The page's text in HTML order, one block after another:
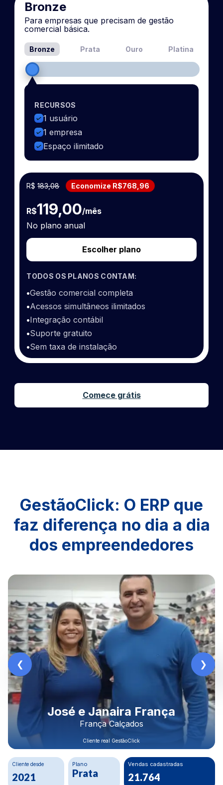
Bronze
Para empresas que precisam de gestão
comercial básica.
Bronze Prata Ouro Platina
RECURSOS
1 usuário
1 empresa
Espaço ilimitado
R$183,08 Economize R$768,96
R$119,00/mês
No plano anual
Escolher plano
TODOS OS PLANOS CONTAM:
•Gestão comercial completa
•Acessos simultâneos ilimitados
•Integração contábil
•Suporte gratuito
•Sem taxa de instalação
Comece grátis
GestãoClick: O ERP que
faz diferença no dia a dia
dos empreendedores
Rodrigo Morais
Construbeto Materiais LTDA
Cliente real GestãoClick
Cliente desde
2020
Plano
Ouro
Crescimento Financeiro
80%